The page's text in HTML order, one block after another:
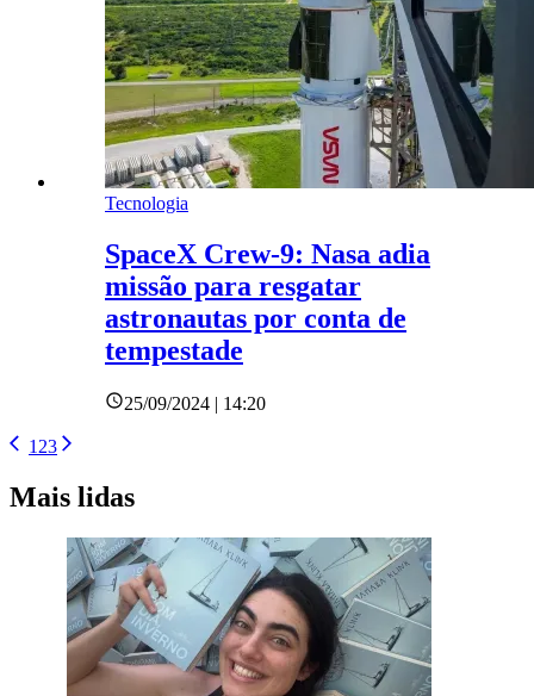
Tecnologia
SpaceX Crew-9: Nasa adia
missão para resgatar
astronautas por conta de
tempestade
25/09/2024 | 14:20
1 23
Mais lidas